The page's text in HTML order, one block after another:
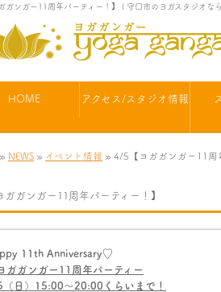
ガンガー11周年パーティー！】 | 守口市のヨガスタジオな
HOME アクセス/スタジオ情報
» NEWS » イベント情報 » 4/5【ヨガガンガー11周
ガガンガー11周年パーティー！】
11th Anniversary♡
ガガンガー 11 周年パーティー
（日） 15:00〜 20:00 くらいまで！